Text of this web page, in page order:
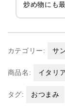
炒め物にも
カテゴリー: サ
商品名: イタリ
タグ: おつまみ